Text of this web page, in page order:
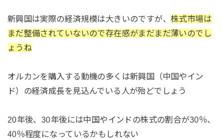
新興国は実際の経済規模は大きいのですが、株式市場は
まだ整備されていないので存在感がまだまだ薄いのでし
ょうね
オルカンを購入する動機の多くは新興国（中国やイン
ド）の経済成長を見込んでいる人が殆どでしょう
20年後、30年後には中国やインドの株式の割合が30％、
40％程度になっているかもしれない